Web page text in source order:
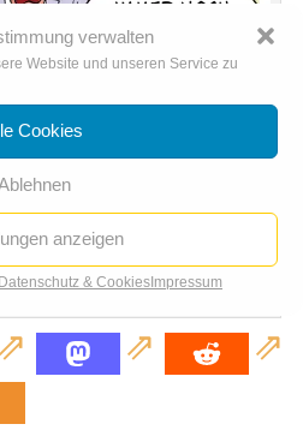
verwalten
Website und unseren Service zu
Cookies
anzeigen
Datenschutz & CookiesImpressum
à la Tauber